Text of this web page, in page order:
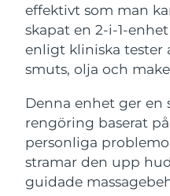
effektivt som man
skapat en 2-i-1-
enligt kliniska tester
smuts, olja och
Denna enhet ger en
rengöring baserat
personliga
stramar den upp
guidade
LUNA™ 4
Massage,
LUNA™
For men,
BEAR™
Microcurrent
BEAR™ 2
Återfuktning
UFO™ 3-
Deep facial
UFO™ 3
Near-
device
issa™ 4
Hybrid
issa™ 4
Smart hybrid
FAQ™ ANTI-
Anti-aging
Bosnien och
Hercegovina
Brunei
Bulgarien
Kanada
Chile